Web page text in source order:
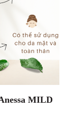
MILD